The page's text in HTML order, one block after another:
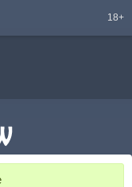
18+